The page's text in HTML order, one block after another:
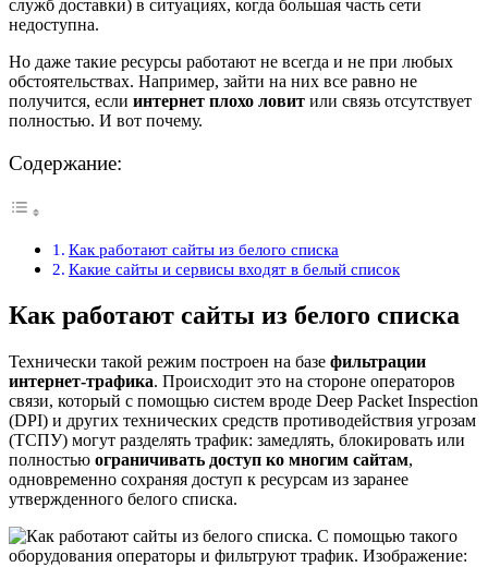
служб доставки) в ситуациях, когда большая часть сети
недоступна.
Но даже такие ресурсы работают не всегда и не при любых
обстоятельствах. Например, зайти на них все равно не
получится, если интернет плохо ловит или связь отсутствует
полностью. И вот почему.
Содержание:
Как работают сайты из белого списка
Какие сайты и сервисы входят в белый список
Как работают сайты из белого списка
Технически такой режим построен на базе фильтрации
интернет-трафика. Происходит это на стороне операторов
связи, который с помощью систем вроде Deep Packet Inspection
(DPI) и других технических средств противодействия угрозам
(ТСПУ) могут разделять трафик: замедлять, блокировать или
полностью ограничивать доступ ко многим сайтам,
одновременно сохраняя доступ к ресурсам из заранее
утвержденного белого списка.